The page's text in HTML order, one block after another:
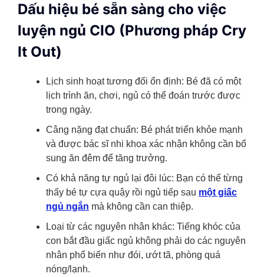
Dấu hiệu bé sẵn sàng cho việc
luyện ngủ CIO (Phương pháp Cry
It Out)
Lịch sinh hoạt tương đối ổn định: Bé đã có một
lịch trình ăn, chơi, ngủ có thể đoán trước được
trong ngày.
Câng nặng đạt chuẩn: Bé phát triển khỏe mạnh
và được bác sĩ nhi khoa xác nhận không cần bổ
sung ăn đêm để tăng trưởng.
Có khả năng tự ngủ lại đôi lúc: Bạn có thể từng
thấy bé tự cựa quậy rồi ngủ tiếp sau một giấc
ngủ ngắn mà không cần can thiệp.
Loại từ các nguyên nhân khác: Tiếng khóc của
con bắt đầu giấc ngủ không phải do các nguyên
nhân phổ biến như đói, ướt tã, phòng quá
nóng/lạnh.